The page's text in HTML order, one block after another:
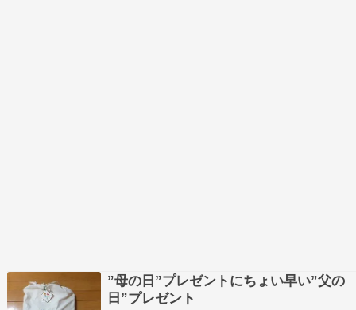
”母の日”プレゼントにちょい早い”父の
日”プレゼント